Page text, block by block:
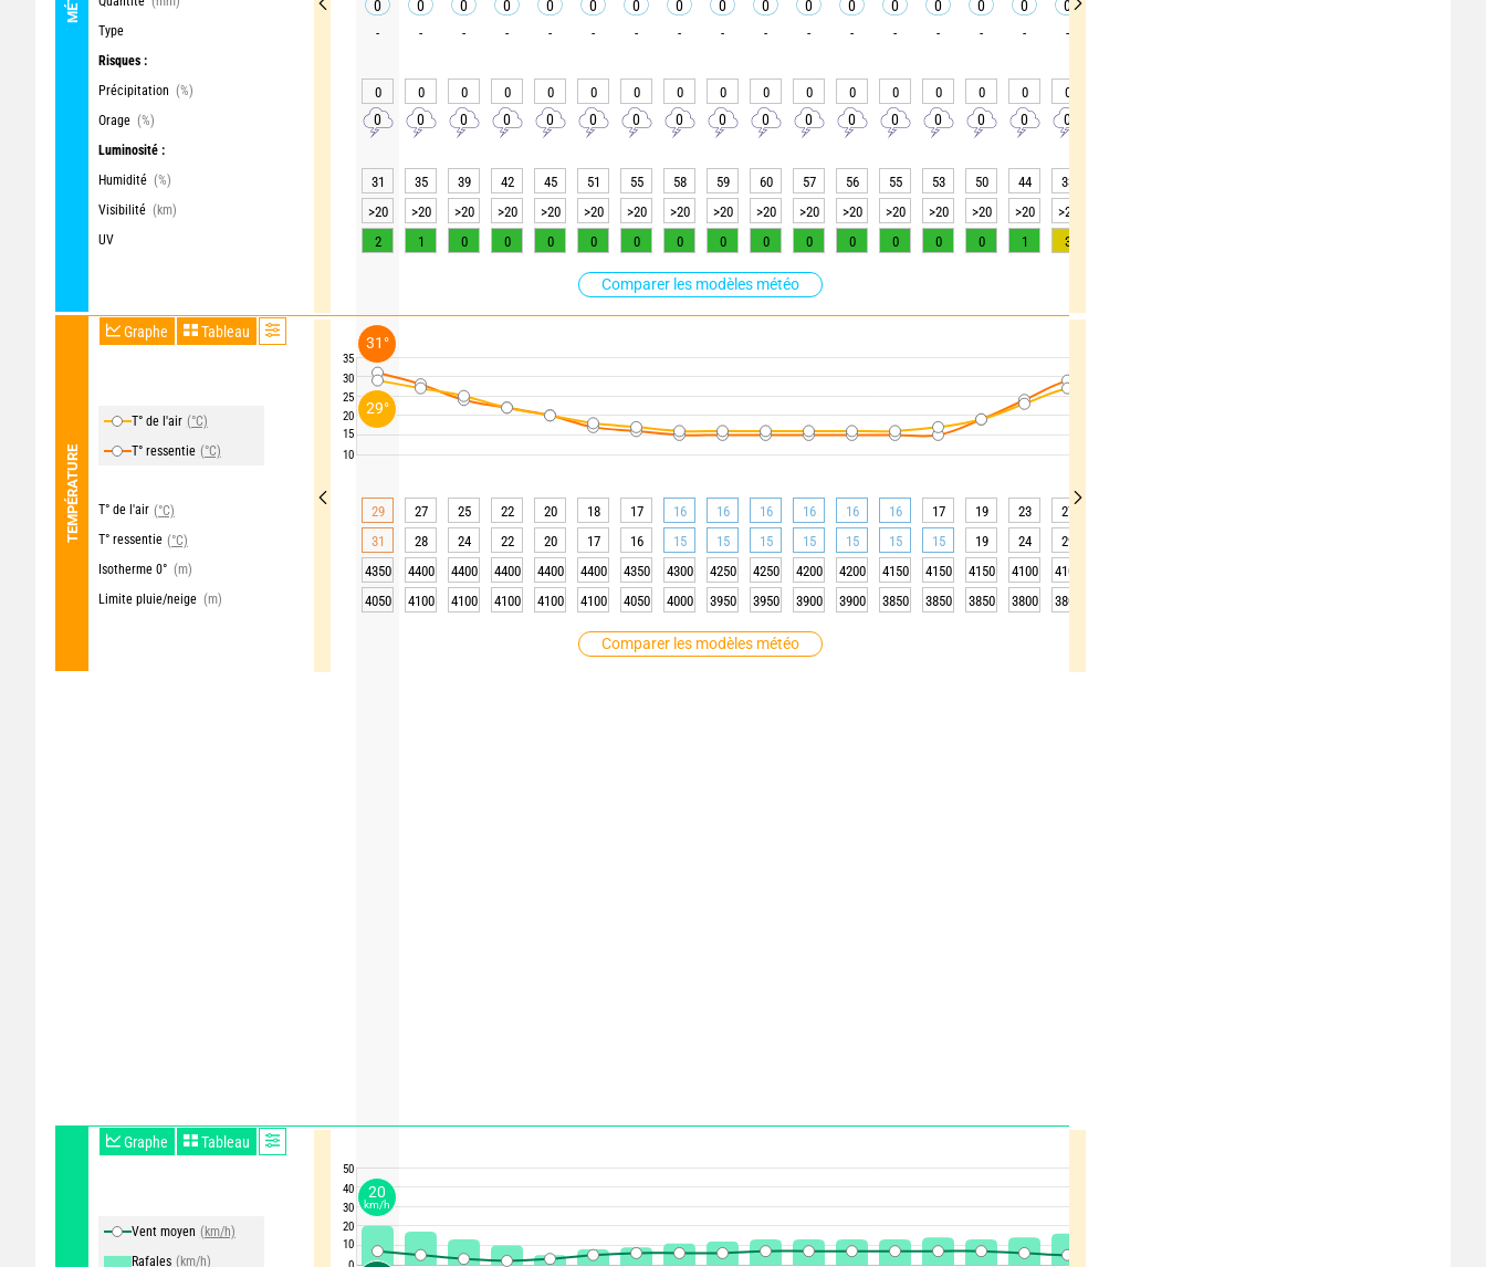
Type
Risques :
Précipitation (%)
Orage (%)
Luminosité :
Humidité (%)
Visibilité (km)
UV
Comparer les modèles météo
TEMPÉRATURE
Graphe Tableau
T° de l'air (°C)
T° ressentie (°C)
T° de l'air (°C)
T° ressentie (°C)
Isotherme 0° (m)
Limite pluie/neige (m)
Comparer les modèles météo
Graphe Tableau
Vent moyen (km/h)
Rafales (km/h)
35
30
25
20
15
10
50
40
30
20
10
0 0 0 0 0 0 0 0 0 0 0 0 0 0 0 0 0
- - - - - - - - - - - - - - - - -
0 0 0 0 0 0 0 0 0 0 0 0 0 0 0 0 0
0 0 0 0 0 0 0 0 0 0 0 0 0 0 0 0 0
31 35 39 42 45 51 55 58 59 60 57 56 55 53 50 44 33
>20
>20 >20 >20 >20 >20 >20 >20 >20 >20 >20 >20 >20 >20 >20 >20 >20
2
1 0 0 0 0 0 0 0 0 0 0 0 0 0 1 3
29 27 25 22 20 18 17 16 16 16 16 16 16 17 19 23 27
31
28 24 22 20 17 16 15 15 15 15 15 15 15 19 24 29
4350
4400 4400 4400 4400 4400 4350 4300 4250 4250 4200 4200 4150 4150 4150 4100 4100
4050
4100 4100 4100 4100 4100 4050 4000 3950 3950 3900 3900 3850 3850 3850 3800 3800
20
km/h
29°
31°